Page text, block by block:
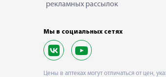
рекламных рассылок
Мы в социальных сетях
Цены в аптеках могут отличаться от цен,